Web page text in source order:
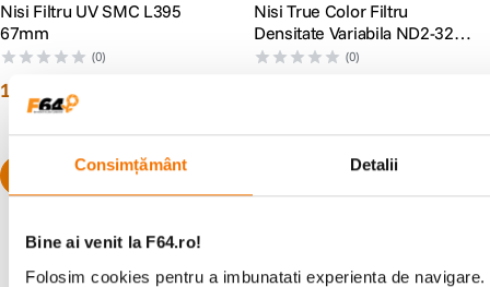
Consimțământ Detalii
Bine ai venit la F64.ro!
Folosim cookies pentru a imbunatati experienta de
Nisi Filtru UV SMC L395
67mm
(0)
179 lei
Nisi True Color Filtru
Densitate Variabila ND2-32
67mm
(0)